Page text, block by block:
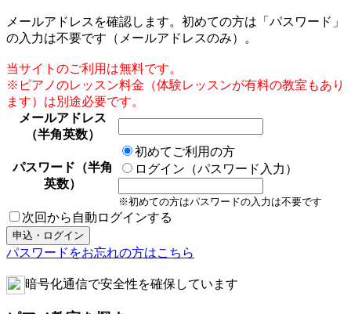
メールアドレスを確認します。初めての方は「パスワード」
の入力は不要です（メールアドレスのみ）。
当サイトのご利用は無料です。
※ピアノのレッスン料金（体験レッスンが有料の教室もあり
ます）は別途必要です。
メールアドレス
（半角英数）
パスワード（半角
英数）
初めてご利用の方
ログイン（パスワード入力）
※初めての方はパスワードの入力は不要です
次回から自動ログインする
パスワードをお忘れの方はこちら
暗号化通信で安全性を確保しています